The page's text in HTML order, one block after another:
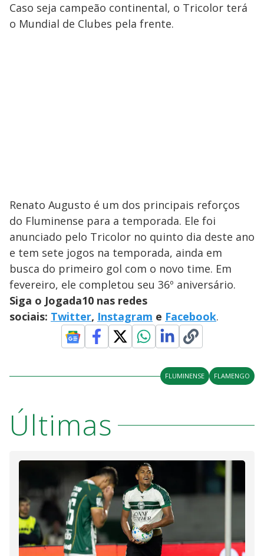
Caso seja campeão continental, o Tricolor terá
o Mundial de Clubes pela frente.
Renato Augusto é um dos principais reforços
do Fluminense para a temporada. Ele foi
anunciado pelo Tricolor no quinto dia deste ano
e tem sete jogos na temporada, ainda em
busca do primeiro gol com o novo time. Em
fevereiro, ele completou seu 36º aniversário.
Siga o Jogada10 nas redes
sociais: Twitter, Instagram e Facebook.
FLUMINENSE FLAMENGO
Últimas